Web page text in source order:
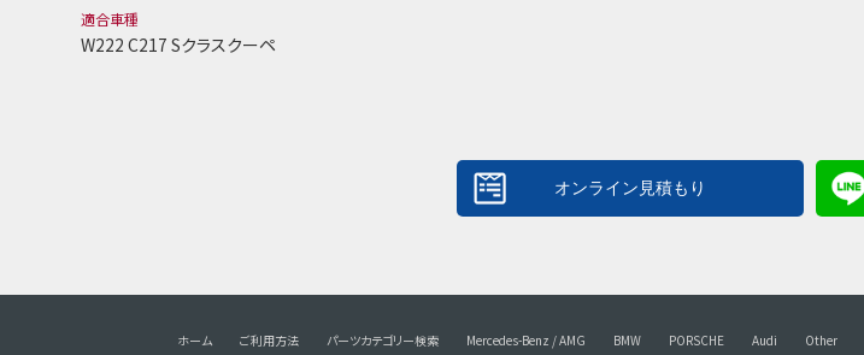
適合車種
W222 C217 Sクラスクーペ
ホーム ご利用方法 パーツカテゴリー検索 Mercedes-Benz / AMG BMW PORSCHE Audi Other